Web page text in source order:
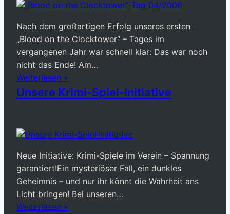
Nach dem großartigen Erfolg unseres ersten
„Blood on the Clocktower“ – Tages im
vergangenen Jahr war schnell klar: Das war noch
nicht das Ende! Am…
Weiterlesen »
Unsere Krimi-Spiel-Initiative
Neue Initiative: Krimi-Spiele im Verein – Spannung
garantiert!Ein mysteriöser Fall, ein dunkles
Geheimnis – und nur ihr könnt die Wahrheit ans
Licht bringen! Bei unseren…
Weiterlesen »